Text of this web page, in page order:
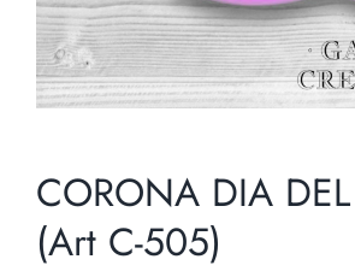
CORONA DIA DEL
(Art C-505)